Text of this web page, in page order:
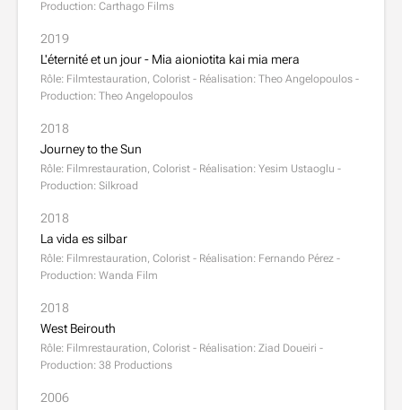
Production: Carthago Films
2019
L'éternité et un jour - Mia aioniotita kai mia mera
Rôle: Filmtestauration, Colorist - Réalisation: Theo Angelopoulos -
Production: Theo Angelopoulos
2018
Journey to the Sun
Rôle: Filmrestauration, Colorist - Réalisation: Yesim Ustaoglu -
Production: Silkroad
2018
La vida es silbar
Rôle: Filmrestauration, Colorist - Réalisation: Fernando Pérez -
Production: Wanda Film
2018
West Beirouth
Rôle: Filmrestauration, Colorist - Réalisation: Ziad Doueiri -
Production: 38 Productions
2006